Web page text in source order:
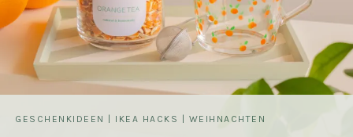
GESCHENKIDEEN | IKEA HACKS | WEIHNACHTEN